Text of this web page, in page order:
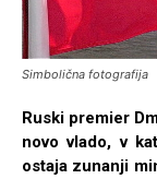
Simbolična fotografija
Ruski premier
novo vlado, v
ostaja zunanji